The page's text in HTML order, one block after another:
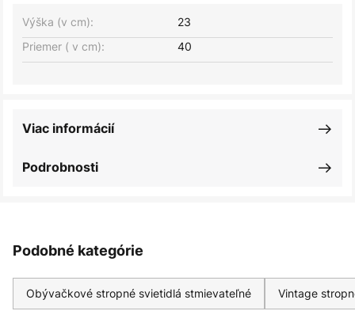
Výška (v cm):
23
Priemer ( v cm):
40
Podrobnosti
Viac informácií
Podobné kategórie
Obývačkové stropné svietidlá stmievateľné Vintage